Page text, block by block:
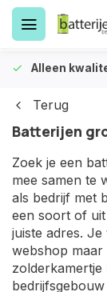
Alleen
Terug
Batterijen
Zoek je een
mee samen te
als bedrijf met
een soort of
juiste adres.
webshop maar